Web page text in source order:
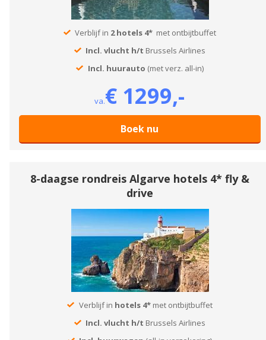
Verblijf in 2 hotels 4* met ontbijtbuffet
Incl. vlucht h/t Brussels Airlines
Incl. huurauto (met verz. all-in)
va.€ 1299,-
Boek nu
8-daagse rondreis Algarve hotels 4* fly &
drive
Verblijf in hotels 4* met ontbijtbuffet
Incl. vlucht h/t Brussels Airlines